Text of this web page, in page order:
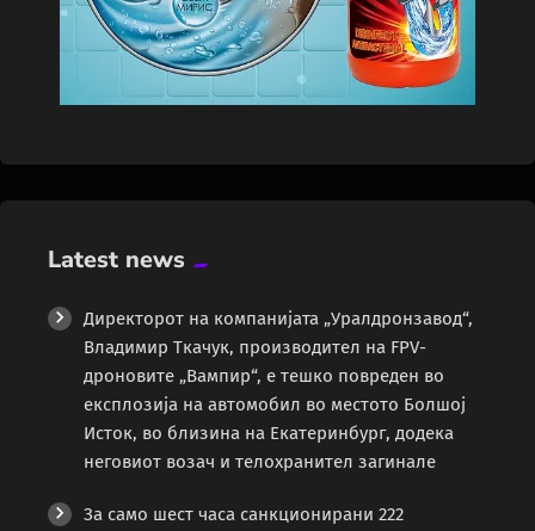
Latest news
Директорот на компанијата „Уралдронзавод“,
Владимир Ткачук, производител на FPV-
дроновите „Вампир“, е тешко повреден во
експлозија на автомобил во местото Болшој
Исток, во близина на Екатеринбург, додека
неговиот возач и телохранител загинале
За само шест часа санкционирани 222